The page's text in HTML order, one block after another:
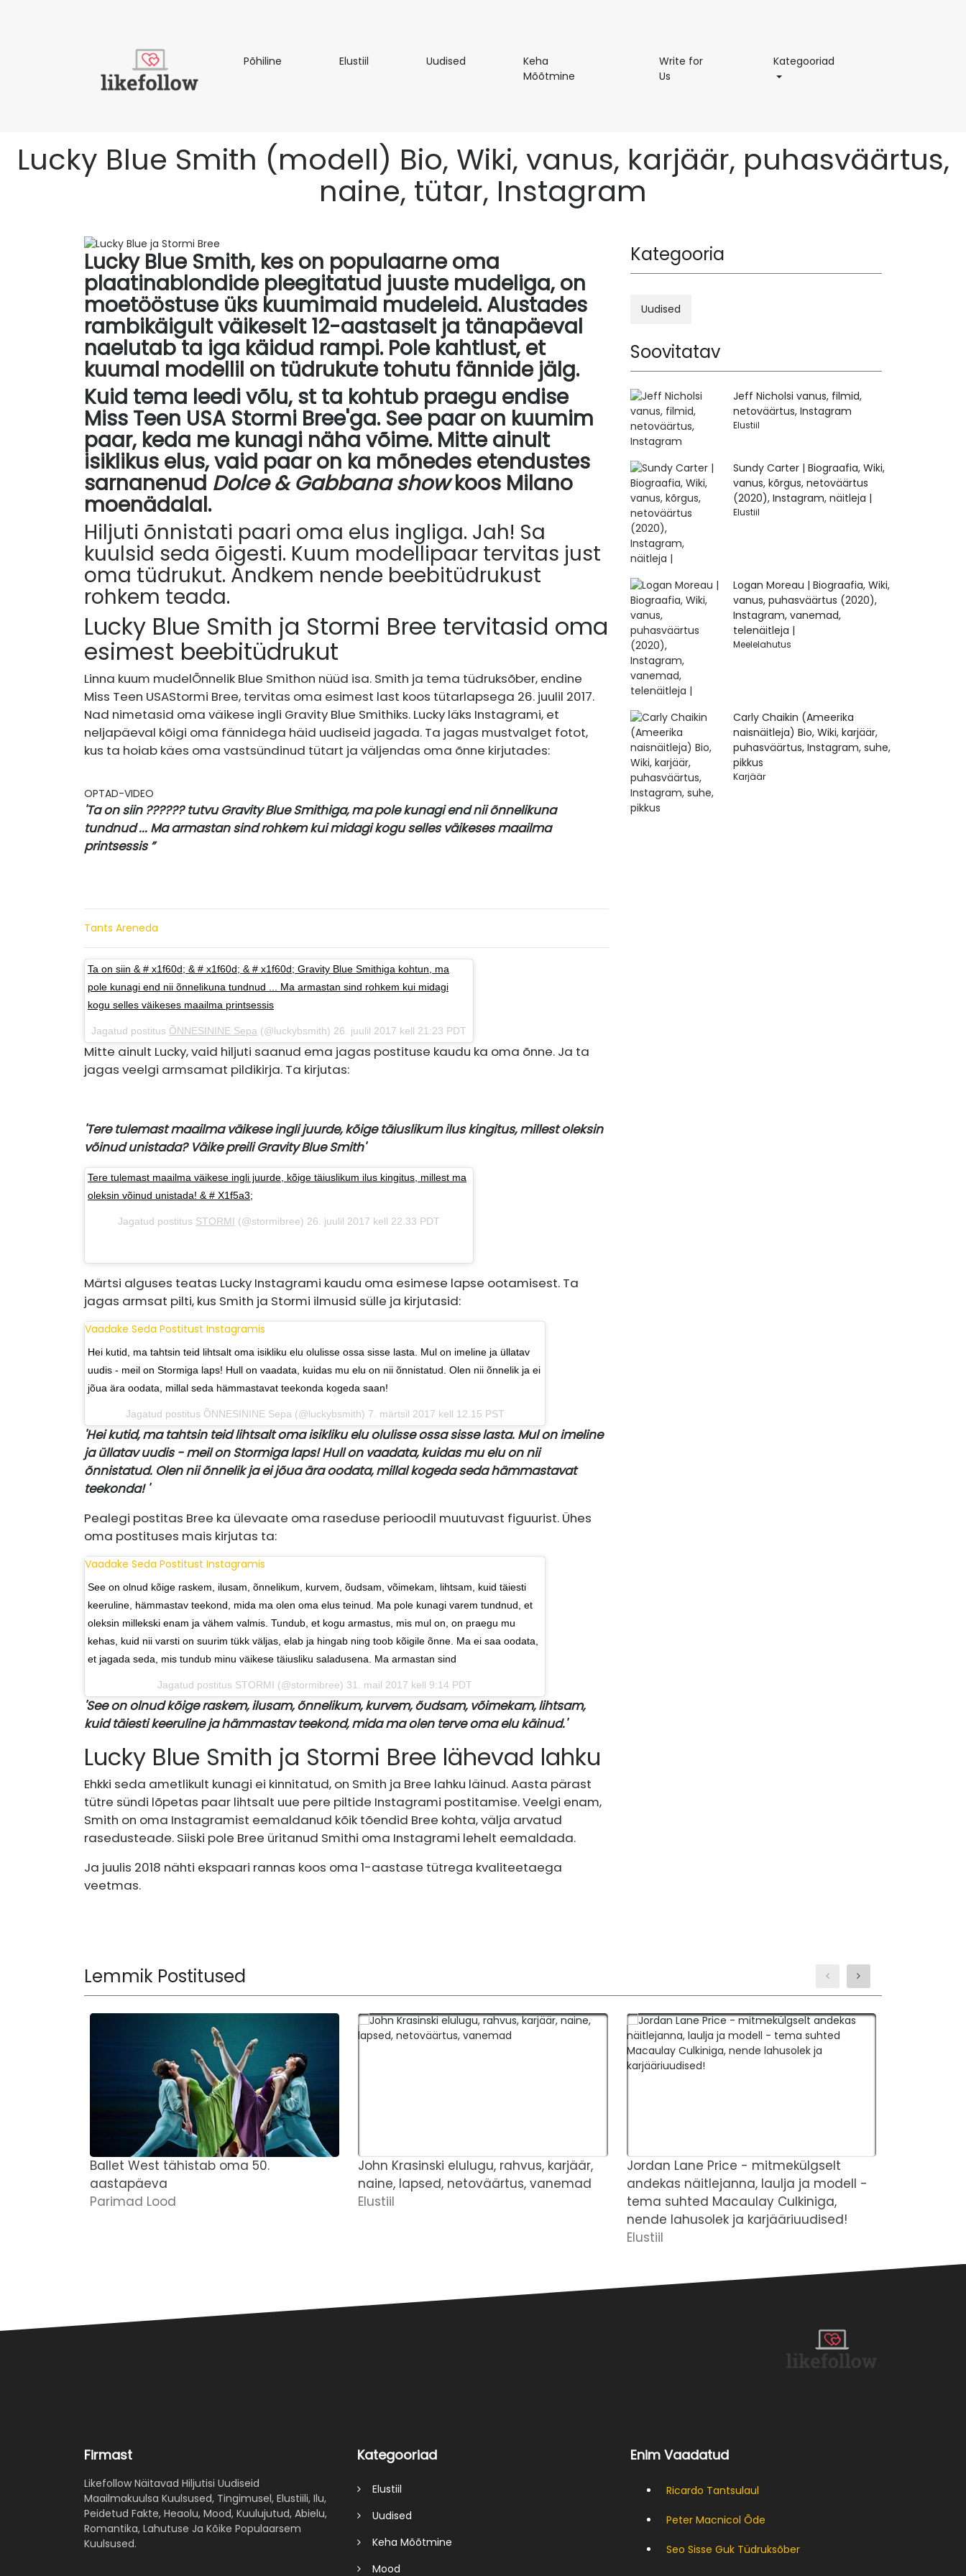
Põhiline Elustiil Uudised
Keha
Mõõtmine
Write for
UsWrite
KategooriadKategooriad
Lucky Blue Smith (modell) Bio, Wiki, vanus, karjäär, puhasväärtus,
naine, tütar, Instagram
Lucky Blue Smith, kes on populaarne oma
plaatinablondide pleegitatud juuste mudeliga, on
moetööstuse üks kuumimaid mudeleid. Alustades
rambikäigult väikeselt 12-aastaselt ja tänapäeval
naelutab ta iga käidud rampi. Pole kahtlust, et
kuumal modellil on tüdrukute tohutu fännide jälg.
Kuid tema leedi võlu, st ta kohtub praegu endise
Miss Teen USA Stormi Bree'ga. See paar on kuumim
paar, keda me kunagi näha võime. Mitte ainult
isiklikus elus, vaid paar on ka mõnedes etendustes
sarnanenud Dolce & Gabbana showkoos Milano
moenädalal.
Hiljuti õnnistati paari oma elus ingliga. Jah! Sa
kuulsid seda õigesti. Kuum modellipaar tervitas just
oma tüdrukut. Andkem nende beebitüdrukust
rohkem teada.
Lucky Blue Smith ja Stormi Bree tervitasid oma
esimest beebitüdrukut
Linna kuum mudelÕnnelik Blue Smithon nüüd isa. Smith ja tema tüdruksõber, endine
Miss Teen USAStormi Bree, tervitas oma esimest last koos tütarlapsega 26. juulil 2017.
Nad nimetasid oma väikese ingli Gravity Blue Smithiks. Lucky läks Instagrami, et
neljapäeval kõigi oma fännidega häid uudiseid jagada. Ta jagas mustvalget fotot,
kus ta hoiab käes oma vastsündinud tütart ja väljendas oma õnne kirjutades:
OPTAD-VIDEO
'Ta on siin ?????? tutvu Gravity Blue Smithiga, ma pole kunagi end nii õnnelikuna
tundnud ... Ma armastan sind rohkem kui midagi kogu selles väikeses maailma
printsessis ”
Tants Areneda
Ta on siin & # x1f60d; & # x1f60d; & # x1f60d; Gravity Blue Smithiga kohtun, ma
pole kunagi end nii õnnelikuna tundnud ... Ma armastan sind rohkem kui midagi
kogu selles väikeses maailma printsessis
Jagatud postitus ÕNNESININE Sepa (@luckybsmith) 26. juulil 2017 kell 21:23 PDT
Mitte ainult Lucky, vaid hiljuti saanud ema jagas postituse kaudu ka oma õnne. Ja ta
jagas veelgi armsamat pildikirja. Ta kirjutas:
'Tere tulemast maailma väikese ingli juurde, kõige täiuslikum ilus kingitus, millest oleksin
võinud unistada? Väike preili Gravity Blue Smith'
Tere tulemast maailma väikese ingli juurde, kõige täiuslikum ilus kingitus, millest ma
oleksin võinud unistada! & # X1f5a3;
Jagatud postitus ️️️️️️STORMI️️️️️️️ (@stormibree) 26. juulil 2017 kell 22.33 PDT
Märtsi alguses teatas Lucky Instagrami kaudu oma esimese lapse ootamisest. Ta
jagas armsat pilti, kus Smith ja Stormi ilmusid sülle ja kirjutasid:
Vaadake Seda Postitust Instagramis
Hei kutid, ma tahtsin teid lihtsalt oma isikliku elu olulisse ossa sisse lasta. Mul on imeline ja üllatav
uudis - meil on Stormiga laps! Hull on vaadata, kuidas mu elu on nii õnnistatud. Olen nii õnnelik ja ei
jõua ära oodata, millal seda hämmastavat teekonda kogeda saan!
Jagatud postitus ÕNNESININE Sepa (@luckybsmith) 7. märtsil 2017 kell 12.15 PST
'Hei kutid, ma tahtsin teid lihtsalt oma isikliku elu olulisse ossa sisse lasta. Mul on imeline
ja üllatav uudis - meil on Stormiga laps! Hull on vaadata, kuidas mu elu on nii
õnnistatud. Olen nii õnnelik ja ei jõua ära oodata, millal kogeda seda hämmastavat
teekonda! '
Pealegi postitas Bree ka ülevaate oma raseduse perioodil muutuvast figuurist. Ühes
oma postituses mais kirjutas ta:
Vaadake Seda Postitust Instagramis
See on olnud kõige raskem, ilusam, õnnelikum, kurvem, õudsam, võimekam, lihtsam, kuid täiesti
keeruline, hämmastav teekond, mida ma olen oma elus teinud. Ma pole kunagi varem tundnud, et
oleksin millekski enam ja vähem valmis. Tundub, et kogu armastus, mis mul on, on praegu mu
kehas, kuid nii varsti on suurim tükk väljas, elab ja hingab ning toob kõigile õnne. Ma ei saa oodata,
et jagada seda, mis tundub minu väikese täiusliku saladusena. Ma armastan sind
Jagatud postitus STORMI (@stormibree) 31. mail 2017 kell 9:14 PDT
'See on olnud kõige raskem, ilusam, õnnelikum, kurvem, õudsam, võimekam, lihtsam,
kuid täiesti keeruline ja hämmastav teekond, mida ma olen terve oma elu käinud.'
Lucky Blue Smith ja Stormi Bree lähevad lahku
Ehkki seda ametlikult kunagi ei kinnitatud, on Smith ja Bree lahku läinud. Aasta pärast
tütre sündi lõpetas paar lihtsalt uue pere piltide Instagrami postitamise. Veelgi enam,
Smith on oma Instagramist eemaldanud kõik tõendid Bree kohta, välja arvatud
rasedusteade. Siiski pole Bree üritanud Smithi oma Instagrami lehelt eemaldada.
Ja juulis 2018 nähti ekspaari rannas koos oma 1-aastase tütrega kvaliteetaega
veetmas.
Kategooria
Uudised
Soovitatav
Jeff Nicholsi vanus, filmid,
netoväärtus, Instagram
Elustiil
Sundy Carter | Biograafia, Wiki,
vanus, kõrgus, netoväärtus
(2020), Instagram, näitleja |
Elustiil
Logan Moreau | Biograafia, Wiki,
vanus, puhasväärtus (2020),
Instagram, vanemad,
telenäitleja |
Meelelahutus
Carly Chaikin (Ameerika
naisnäitleja) Bio, Wiki, karjäär,
puhasväärtus, Instagram, suhe,
pikkus
Karjäär
Lemmik Postitused
Ballet West tähistab oma 50.
aastapäeva
Parimad Lood
John Krasinski elulugu, rahvus, karjäär,
naine, lapsed, netoväärtus, vanemad
Elustiil
Jordan Lane Price - mitmekülgselt
andekas näitlejanna, laulja ja modell -
tema suhted Macaulay Culkiniga,
nende lahusolek ja karjääriuudised!
Elustiil
Firmast
Likefollow Näitavad Hiljutisi Uudiseid
Maailmakuulsa Kuulsused, Tingimusel, Elustiili, Ilu,
Peidetud Fakte, Heaolu, Mood, Kuulujutud, Abielu,
Romantika, Lahutuse Ja Kõike Populaarsem
Kuulsused.
Kategooriad
Elustiil
Uudised
Keha Mõõtmine
Mood
Enim Vaadatud
Ricardo Tantsulaul
Peter Macnicol Õde
Seo Sisse Guk Tüdruksõber